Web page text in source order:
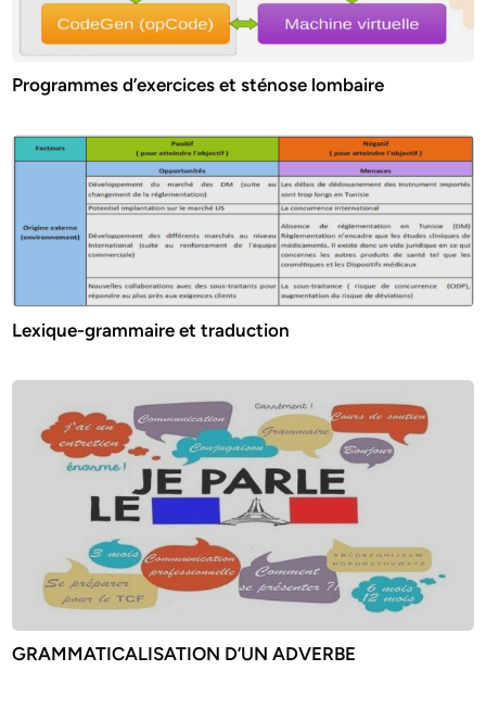
Programmes d’exercices et sténose lombaire
Lexique-grammaire et traduction
GRAMMATICALISATION D’UN ADVERBE